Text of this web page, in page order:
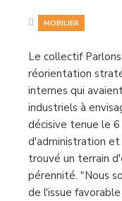
MOBILIER
Le collectif
réorientation
internes qui
industriels à
décisive tenue le
d'administration
trouvé un terrain
pérennité. "Nous
de l'issue